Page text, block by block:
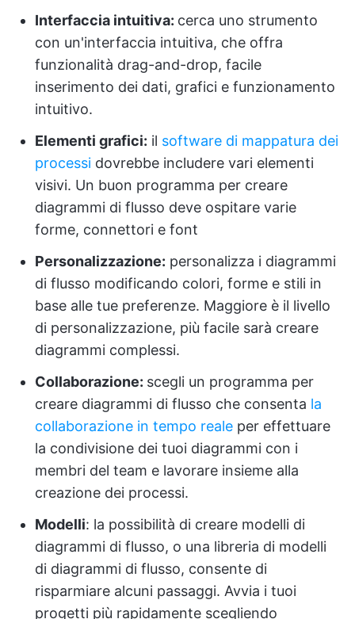
Interfaccia intuitiva: cerca uno strumento
con un'interfaccia intuitiva, che offra
funzionalità drag-and-drop, facile
inserimento dei dati, grafici e funzionamento
intuitivo.
Elementi grafici: il software di mappatura dei
processi dovrebbe includere vari elementi
visivi. Un buon programma per creare
diagrammi di flusso deve ospitare varie
forme, connettori e font
Personalizzazione: personalizza i diagrammi
di flusso modificando colori, forme e stili in
base alle tue preferenze. Maggiore è il livello
di personalizzazione, più facile sarà creare
diagrammi complessi.
Collaborazione: scegli un programma per
creare diagrammi di flusso che consenta la
collaborazione in tempo reale per effettuare
la condivisione dei tuoi diagrammi con i
membri del team e lavorare insieme alla
creazione dei processi.
Modelli: la possibilità di creare modelli di
diagrammi di flusso, o una libreria di modelli
di diagrammi di flusso, consente di
risparmiare alcuni passaggi. Avvia i tuoi
progetti più rapidamente scegliendo